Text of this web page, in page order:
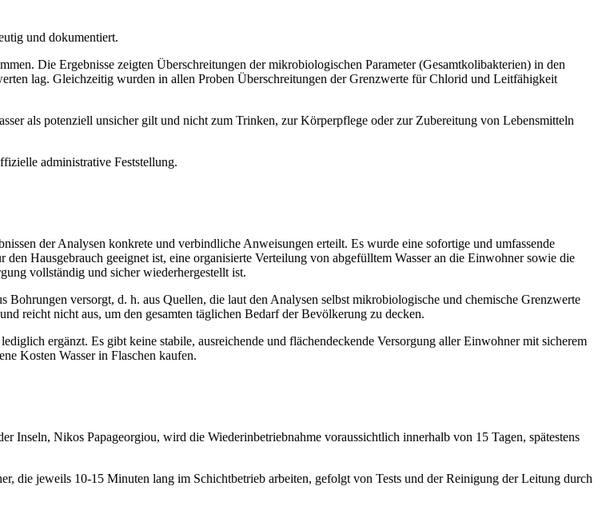
und dokumentiert.
Die Ergebnisse zeigten Überschreitungen der mikrobiologischen Parameter (Gesamtkolibakterien) in den
lag. Gleichzeitig wurden in allen Proben Überschreitungen der Grenzwerte für Chlorid und Leitfähigkeit
als potenziell unsicher gilt und nicht zum Trinken, zur Körperpflege oder zur Zubereitung von Lebensmitteln
administrative Feststellung.
der Analysen konkrete und verbindliche Anweisungen erteilt. Es wurde eine sofortige und umfassende
Hausgebrauch geeignet ist, eine organisierte Verteilung von abgefülltem Wasser an die Einwohner sowie die
vollständig und sicher wiederhergestellt ist.
versorgt, d. h. aus Quellen, die laut den Analysen selbst mikrobiologische und chemische Grenzwerte
reicht nicht aus, um den gesamten täglichen Bedarf der Bevölkerung zu decken.
ergänzt. Es gibt keine stabile, ausreichende und flächendeckende Versorgung aller Einwohner mit sicherem
Kosten Wasser in Flaschen kaufen.
Inseln, Nikos Papageorgiou, wird die Wiederinbetriebnahme voraussichtlich innerhalb von 15 Tagen, spätestens
die jeweils 10-15 Minuten lang im Schichtbetrieb arbeiten, gefolgt von Tests und der Reinigung der Leitung durch